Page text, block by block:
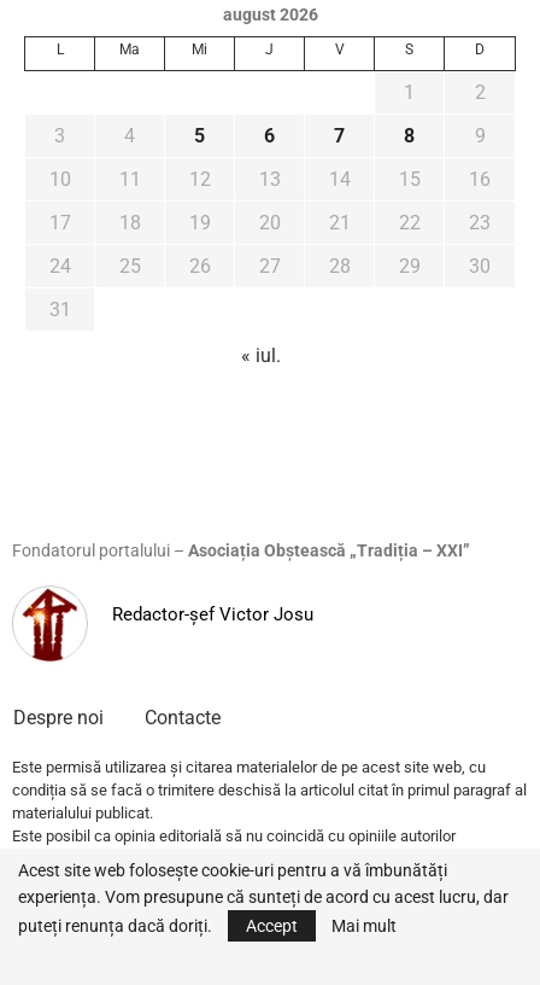
august 2026
L Ma Mi J V S D
1
2
3
4 5 6 7 8
9
10
11 12 13 14 15
16
17
18 19 20 21 22
23
24
25 26 27 28 29
30
31
« iul.
Fondatorul portalului – Asociația Obștească „Tradiția – XXI”
Redactor-șef Victor Josu
Despre noi Contacte
Este permisă utilizarea și citarea materialelor de pe acest site web, cu
condiția să se facă o trimitere deschisă la articolul citat în primul paragraf al
materialului publicat.
Este posibil ca opinia editorială să nu coincidă cu opiniile autorilor
publicațiilor.
© 2022 – All Rights Reserved.Traditia.md
Acest site web folosește cookie-uri pentru a vă îmbunătăți
experiența. Vom presupune că sunteți de acord cu acest lucru, dar
puteți renunța dacă doriți.
Accept Mai mult